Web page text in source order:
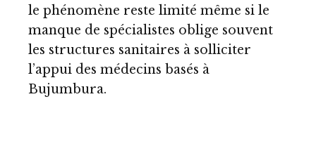
le phénomène reste limité même si le
manque de spécialistes oblige souvent
les structures sanitaires à solliciter
l’appui des médecins basés à
Bujumbura.